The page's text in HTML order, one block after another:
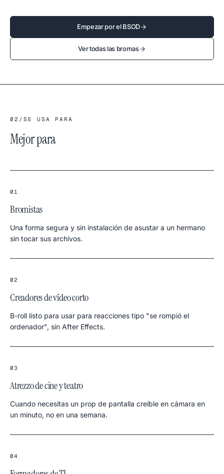
Empezar por el BSOD
Ver todas las bromas
02 / SE USA PARA
Mejor para
01
Bromistas
Una forma segura y sin instalación de asustar a un hermano
sin tocar sus archivos.
02
Creadores de vídeo corto
B-roll listo para usar para reacciones tipo "se rompió el
ordenador", sin After Effects.
03
Atrezzo de cine y teatro
Cuando necesitas un prop de pantalla creíble en cámara en
un minuto, no en una semana.
04